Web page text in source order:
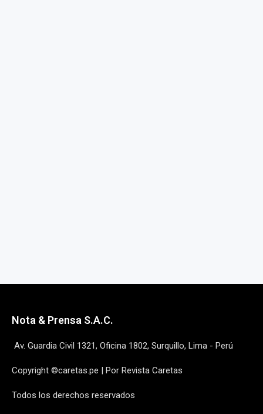
Nota & Prensa S.A.C.
Av. Guardia Civil 1321, Oficina 1802, Surquillo, Lima - Perú
Copyright ©caretas.pe | Por Revista Caretas
Todos los derechos reservados